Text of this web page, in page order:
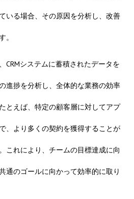
いる場合、その原因を分析し、改善
。
CRMシステムに蓄積されたデータを
進捗を分析し、全体的な業務の効率
とえば、特定の顧客層に対してアプ
、より多くの契約を獲得することが
これにより、チームの目標達成に向
通のゴールに向かって効率的に取り